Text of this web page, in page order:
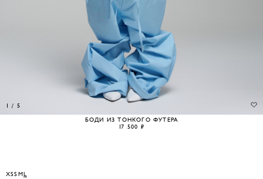
1 / 5
БОДИ ИЗ ТОНКОГО ФУТЕРА
17 500 ₽
XSSML